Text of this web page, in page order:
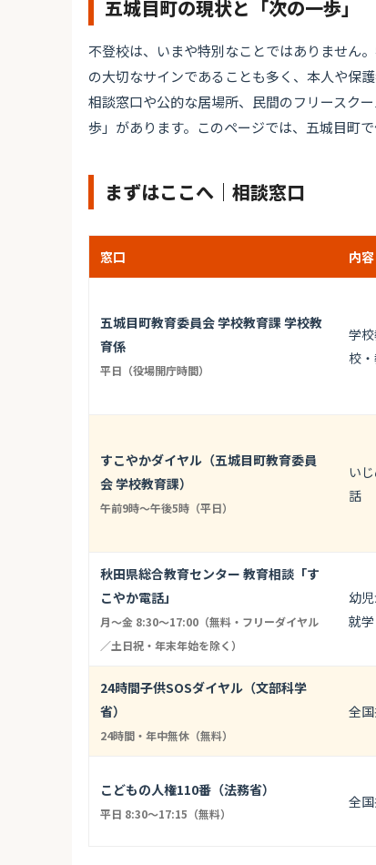
五城目町の現状と「次の一歩」
不登校は、いまや特別なことではありません
の大切なサインであることも多く、本人や保
相談窓口や公的な居場所、民間のフリースク
歩」があります。このページでは、五城目町
まずはここへ｜相談窓口
窓口 内容
五城目町教育委員会 学校教育課 学校教
育係
平日（役場開庁時間）
学
校
すこやかダイヤル（五城目町教育委員
会 学校教育課）
午前9時〜午後5時（平日）
い
話
秋田県総合教育センター 教育相談「す
こやか電話」
月〜金 8:30〜17:00（無料・フリーダイヤル
／土日祝・年末年始を除く）
幼
就
24時間子供SOSダイヤル（文部科学
省）
24時間・年中無休（無料）
全
こどもの人権110番（法務省）
平日 8:30〜17:15（無料）
全